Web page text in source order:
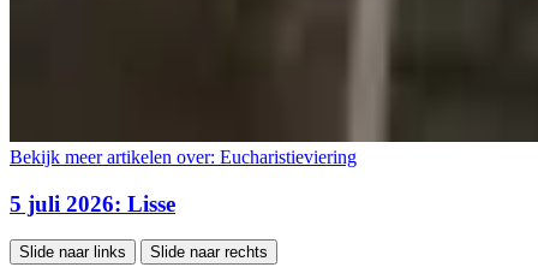
Bekijk meer artikelen over: Eucharistieviering
5 juli 2026: Lisse
Slide naar links Slide naar rechts